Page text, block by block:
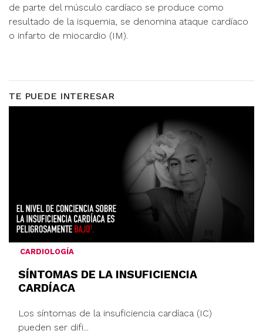
de parte del músculo cardíaco se produce como
resultado de la isquemia, se denomina ataque cardíaco
o infarto de miocardio (IM).
TE PUEDE INTERESAR
CARDIOLOGÍA
SÍNTOMAS DE LA INSUFICIENCIA
CARDÍACA
Los síntomas de la insuficiencia cardíaca (IC)
pueden ser difi...